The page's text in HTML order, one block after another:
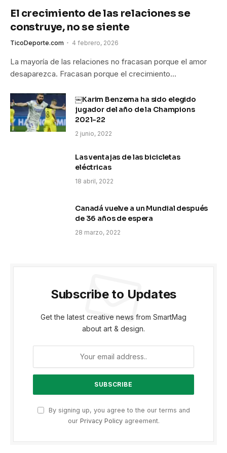
El crecimiento de las relaciones se
construye, no se siente
TicoDeporte.com 4 febrero, 2026
La mayoría de las relaciones no fracasan porque el amor
desaparezca. Fracasan porque el crecimiento…
￼Karim Benzema ha sido elegido
jugador del año de la Champions
2021-22
2 junio, 2022
Las ventajas de las bicicletas
eléctricas
18 abril, 2022
Canadá vuelve a un Mundial después
de 36 años de espera
28 marzo, 2022
Subscribe to Updates
Get the latest creative news from SmartMag
about art & design.
By signing up, you agree to the our terms and
our Privacy Policyagreement.